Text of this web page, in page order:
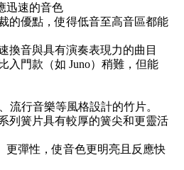
迅速的音色
的優點，使得低音至高音區都能
換音與具有演奏表現力的曲目
入門款（如 Juno）稍難，但能
流行音樂等風格設計的竹片。
列簧片具有較厚的簧尖和更靈活
更彈性，使音色更明亮且反應快